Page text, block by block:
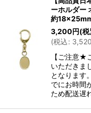
ーホルダー
約
3,200円(税
(税込: 3,520
【ご注意★
いただきま
となります
でにお時間
ため配送遅